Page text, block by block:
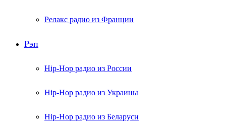
Релакс радио из Франции
Рэп
Hip-Hop радио из России
Hip-Hop радио из Украины
Hip-Hop радио из Беларуси